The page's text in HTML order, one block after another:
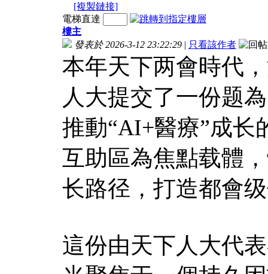
[複製鏈接]
電梯直達
樓主
發表於 2026-3-12 23:22:29 | 只看該作者
本年天下两會時代
人大提交了一份题
推動“AI+醫療”成长
互助區為焦點载體
长路径，打造都會
這份由天下人大代